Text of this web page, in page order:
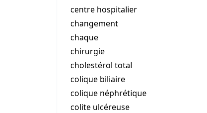
centre hospitalier
changement
chaque
chirurgie
cholestérol total
colique biliaire
colique néphrétique
colite ulcéreuse